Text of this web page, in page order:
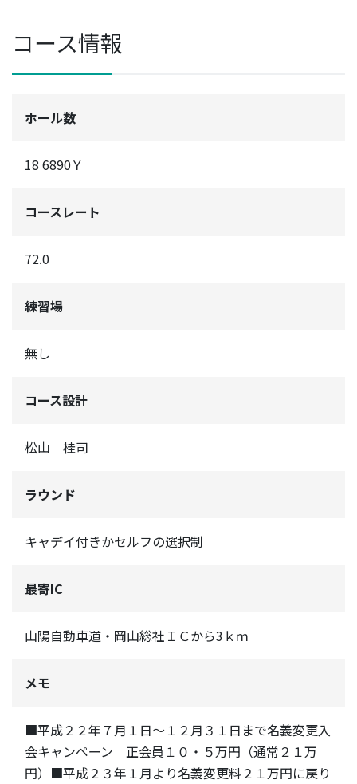
コース情報
ホール数
18 6890Ｙ
コースレート
72.0
練習場
無し
コース設計
松山 桂司
ラウンド
キャデイ付きかセルフの選択制
最寄IC
山陽自動車道・岡山総社ＩＣから3ｋｍ
メモ
■平成２２年７月１日～１２月３１日まで名義変更入
会キャンペーン 正会員１０・５万円（通常２１万
円）■平成２３年１月より名義変更料２１万円に戻り